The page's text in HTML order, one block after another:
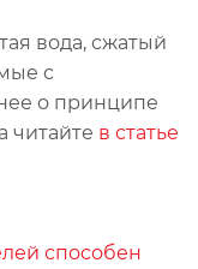
вода, сжатый
с
о принципе
читайте в статье
способен